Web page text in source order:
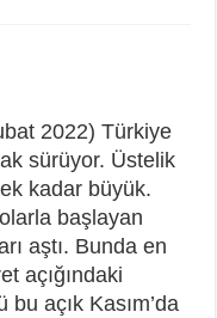
2022) Türkiye
sürüyor. Üstelik
kadar büyük.
başlayan
aştı. Bunda en
açığındaki
açık Kasım’da